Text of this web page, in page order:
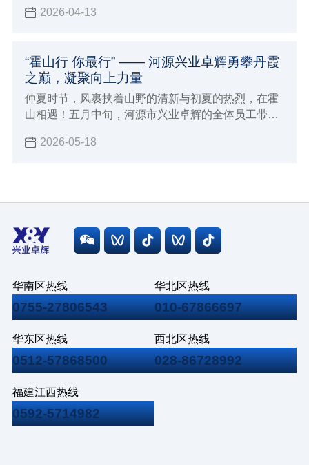
2026-04-13
“霍山行 你最行” —— 河源兴业卓辉勇攀丹霞
之巅，凝聚向上力量
仲夏时节，风裹挟着山野的清新与初夏的热烈，在霍
山相遇！五月中旬，河源市兴业卓辉的全体员工带着
建之旅。
2026-05-18
华南区热线
0755-27806543
华北区热线
010-67866697
华东区热线
0512-57868500
西北区热线
028-86728992
福建江西热线
0592-5714982